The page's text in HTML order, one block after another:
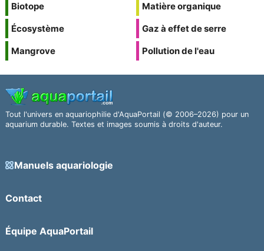
Biotope
Écosystème
Mangrove
Matière organique
Gaz à effet de serre
Pollution de l'eau
Tout l'univers en aquariophilie d'AquaPortail (© 2006–2026) pour un
aquarium durable. Textes et images soumis à droits d'auteur.
Manuels aquariologie
Contact
Équipe AquaPortail